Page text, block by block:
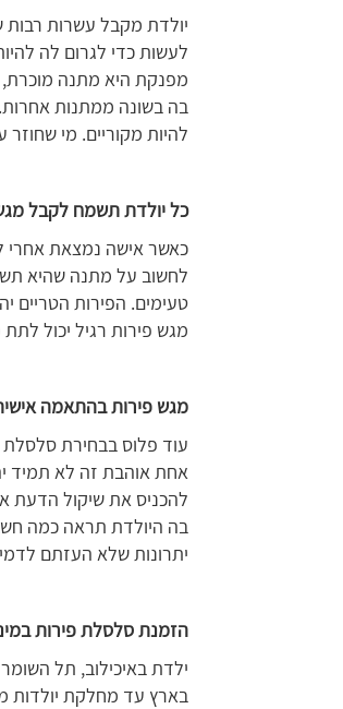
יולדת מקבל עשרות
לעשות כדי לגרום לה
מפנקת היא מתנה מוכרת,
בה בשונה ממתנות
להיות מקוריים. מי
כל יולדת תשמח לקבל
כאשר אישה נמצאת אחרי
לחשוב על מתנה שהיא
טעימים. הפירות הטריים
מגש פירות רגיל יכול
מגש פירות בהתאמה
עוד פלוס בבחירת
אחת אוהבת זה לא תמיד
להכניס את שיקול הדעת
בה היולדת תראה כמה
יתרונות שלא העזתם
הזמנת סלסלת פירות
ילדת באיכילוב, תל
בארץ עד מחלקת יולדות